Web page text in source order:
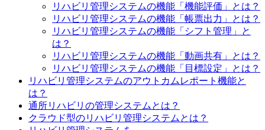
リハビリ管理システムの機能「機能評価」とは？
リハビリ管理システムの機能「帳票出力」とは？
リハビリ管理システムの機能「シフト管理」と
は？
リハビリ管理システムの機能「動画共有」とは？
リハビリ管理システムの機能「目標設定」とは？
リハビリ管理システムのアウトカムレポート機能と
は？
通所リハビリの管理システムとは？
クラウド型のリハビリ管理システムとは？